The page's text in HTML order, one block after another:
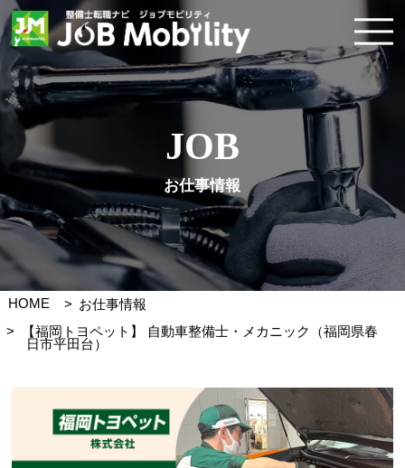
JOB
お仕事情報
HOME
お仕事情報
【福岡トヨペット】 自動車整備士・メカニック（福岡県春
日市平田台）